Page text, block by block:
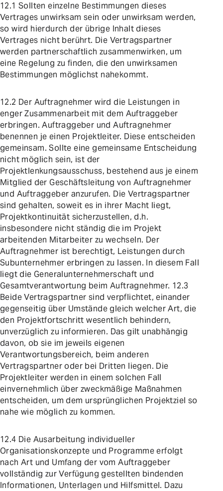
12.1 Sollten einzelne Bestimmungen dieses
Vertrages unwirksam sein oder unwirksam werden,
so wird hierdurch der übrige Inhalt dieses
Vertrages nicht berührt. Die Vertragspartner
werden partnerschaftlich zusammenwirken, um
eine Regelung zu finden, die den unwirksamen
Bestimmungen möglichst nahekommt.
12.2 Der Auftragnehmer wird die Leistungen in
enger Zusammenarbeit mit dem Auftraggeber
erbringen. Auftraggeber und Auftragnehmer
benennen je einen Projektleiter. Diese entscheiden
gemeinsam. Sollte eine gemeinsame Entscheidung
nicht möglich sein, ist der
Projektlenkungsausschuss, bestehend aus je einem
Mitglied der Geschäftsleitung von Auftragnehmer
und Auftraggeber anzurufen. Die Vertragspartner
sind gehalten, soweit es in ihrer Macht liegt,
Projektkontinuität sicherzustellen, d.h.
insbesondere nicht ständig die im Projekt
arbeitenden Mitarbeiter zu wechseln. Der
Auftragnehmer ist berechtigt, Leistungen durch
Subunternehmer erbringen zu lassen. In diesem Fall
liegt die Generalunternehmerschaft und
Gesamtverantwortung beim Auftragnehmer. 12.3
Beide Vertragspartner sind verpflichtet, einander
gegenseitig über Umstände gleich welcher Art, die
den Projektfortschritt wesentlich behindern,
unverzüglich zu informieren. Das gilt unabhängig
davon, ob sie im jeweils eigenen
Verantwortungsbereich, beim anderen
Vertragspartner oder bei Dritten liegen. Die
Projektleiter werden in einem solchen Fall
einvernehmlich über zweckmäßige Maßnahmen
entscheiden, um dem ursprünglichen Projektziel so
nahe wie möglich zu kommen.
12.4 Die Ausarbeitung individueller
Organisationskonzepte und Programme erfolgt
nach Art und Umfang der vom Auftraggeber
vollständig zur Verfügung gestellten bindenden
Informationen, Unterlagen und Hilfsmittel. Dazu